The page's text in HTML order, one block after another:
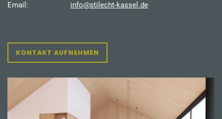
Email:
info@stilecht-kassel.de
KONTAKT AUFNEHMEN